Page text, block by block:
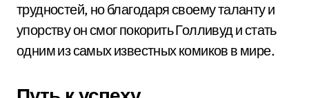
трудностей, но благодаря своему таланту и
упорству он смог покорить Голливуд и стать
одним из самых известных комиков в мире.